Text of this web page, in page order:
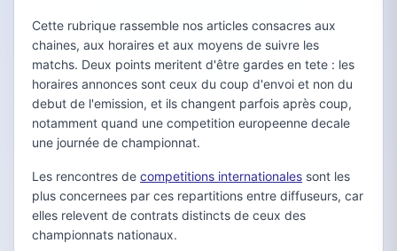
Cette rubrique rassemble nos articles consacres aux
chaines, aux horaires et aux moyens de suivre les
matchs. Deux points meritent d'être gardes en tete : les
horaires annonces sont ceux du coup d'envoi et non du
debut de l'emission, et ils changent parfois après coup,
notamment quand une competition europeenne decale
une journée de championnat.
Les rencontres de competitions internationales sont les
plus concernees par ces repartitions entre diffuseurs, car
elles relevent de contrats distincts de ceux des
championnats nationaux.